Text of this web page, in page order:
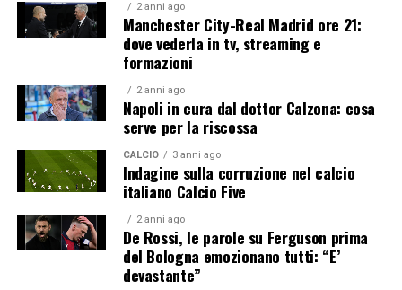
2 anni ago
Manchester City-Real Madrid ore 21:
dove vederla in tv, streaming e
formazioni
2 anni ago
Napoli in cura dal dottor Calzona: cosa
serve per la riscossa
CALCIO 3 anni ago
Indagine sulla corruzione nel calcio
italiano Calcio Five
2 anni ago
De Rossi, le parole su Ferguson prima
del Bologna emozionano tutti: “E’
devastante”